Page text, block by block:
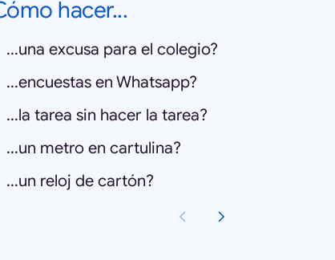
hacer...
...una excusa para el colegio?
...encuestas en Whatsapp?
...la tarea sin hacer la tarea?
...un metro en cartulina?
...un reloj de cartón?